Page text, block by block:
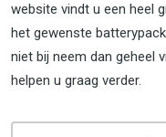
website vindt u een heel
het gewenste
niet bij neem dan geheel
helpen u graag verder.